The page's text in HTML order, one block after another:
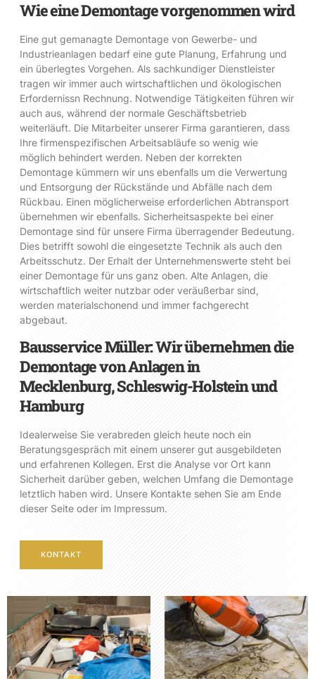
Wie eine Demontage vorgenommen wird
Eine gut gemanagte Demontage von Gewerbe- und
Industrieanlagen bedarf eine gute Planung, Erfahrung und
ein überlegtes Vorgehen. Als sachkundiger Dienstleister
tragen wir immer auch wirtschaftlichen und ökologischen
Erfordernissn Rechnung. Notwendige Tätigkeiten führen wir
auch aus, während der normale Geschäftsbetrieb
weiterläuft. Die Mitarbeiter unserer Firma garantieren, dass
Ihre firmenspezifischen Arbeitsabläufe so wenig wie
möglich behindert werden. Neben der korrekten
Demontage kümmern wir uns ebenfalls um die Verwertung
und Entsorgung der Rückstände und Abfälle nach dem
Rückbau. Einen möglicherweise erforderlichen Abtransport
übernehmen wir ebenfalls. Sicherheitsaspekte bei einer
Demontage sind für unsere Firma überragender Bedeutung.
Dies betrifft sowohl die eingesetzte Technik als auch den
Arbeitsschutz. Der Erhalt der Unternehmenswerte steht bei
einer Demontage für uns ganz oben. Alte Anlagen, die
wirtschaftlich weiter nutzbar oder veräußerbar sind,
werden materialschonend und immer fachgerecht
abgebaut.
Bausservice Müller: Wir übernehmen die
Demontage von Anlagen in
Mecklenburg, Schleswig-Holstein und
Hamburg
Idealerweise Sie verabreden gleich heute noch ein
Beratungsgespräch mit einem unserer gut ausgebildeten
und erfahrenen Kollegen. Erst die Analyse vor Ort kann
Sicherheit darüber geben, welchen Umfang die Demontage
letztlich haben wird. Unsere Kontakte sehen Sie am Ende
dieser Seite oder im Impressum.
KONTAKT